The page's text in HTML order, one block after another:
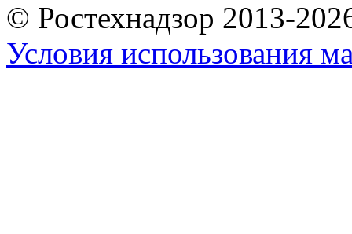
© Ростехнадзор 2013-
Условия использования